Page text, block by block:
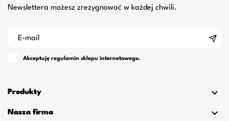
Newslettera możesz zrezygnować w każdej chwili.
Akceptuję regulamin sklepu internetowego.
Produkty 
Nasza firma 